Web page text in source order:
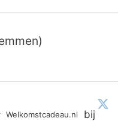
bij